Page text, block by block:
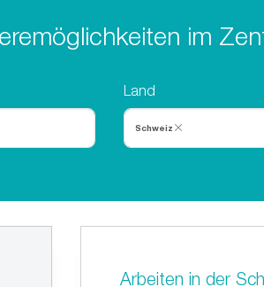
im
Land
Schweiz
Arbeiten in der